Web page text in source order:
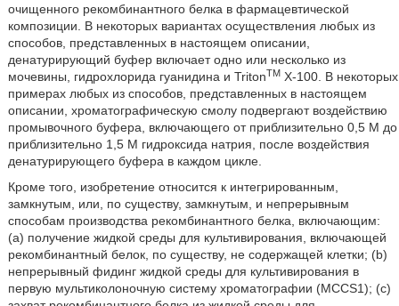
очищенного рекомбинантного белка в фармацевтической
композиции. В некоторых вариантах осуществления любых из
способов, представленных в настоящем описании,
денатурирующий буфер включает одно или несколько из
мочевины, гидрохлорида гуанидина и TritonTMX-100. В некоторых
примерах любых из способов, представленных в настоящем
описании, хроматографическую смолу подвергают воздействию
промывочного буфера, включающего от приблизительно 0,5 M до
приблизительно 1,5 M гидроксида натрия, после воздействия
денатурирующего буфера в каждом цикле.
Кроме того, изобретение относится к интегрированным,
замкнутым, или, по существу, замкнутым, и непрерывным
способам производства рекомбинантного белка, включающим:
(a) получение жидкой среды для культивирования, включающей
рекомбинантный белок, по существу, не содержащей клетки; (b)
непрерывный фидинг жидкой среды для культивирования в
первую мультиколоночную систему хроматографии (MCCS1); (c)